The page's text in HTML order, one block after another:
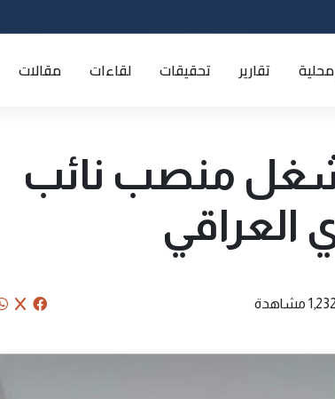
محلية تقارير تحقيقات لقاءات مقالات
منصب نائب
العراقي
1,232 مشاهدة